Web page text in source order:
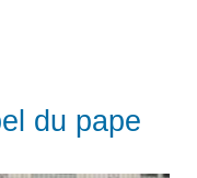
du pape